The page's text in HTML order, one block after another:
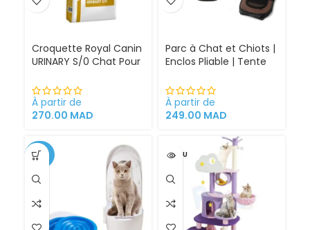
Croquette Royal Canin
URINARY S/0 Chat Pour
Cystite régime
médicalisé
À partir de
270.00 MAD
Parc à Chat et Chiots |
Enclos Pliable | Tente
et extérieur
À partir de
249.00 MAD
-34% VENDU